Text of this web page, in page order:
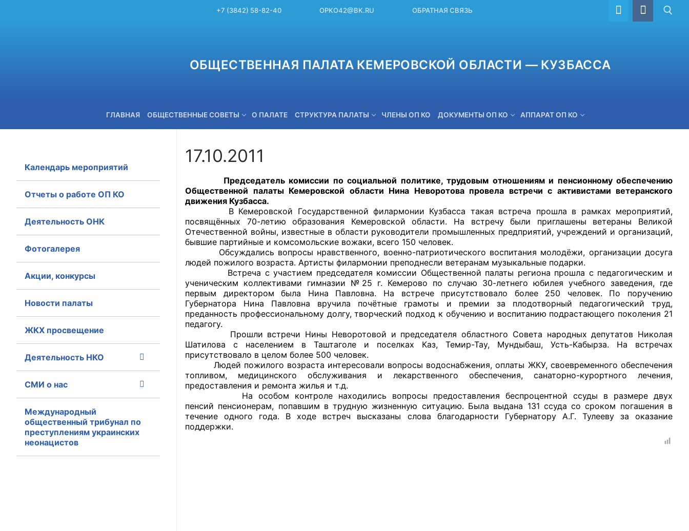
+7 (3842) 58-82-40 OPKO42@BK.RU ОБРАТНАЯ СВЯЗЬ
ОБЩЕСТВЕННАЯ ПАЛАТА КЕМЕРОВСКОЙ ОБЛАСТИ — КУЗБАССА
ГЛАВНАЯ ОБЩЕСТВЕННЫЕ СОВЕТЫ О ПАЛАТЕ СТРУКТУРА ПАЛАТЫ ЧЛЕНЫ ОП КО ДОКУМЕНТЫ ОП КО АППАРАТ ОП КО
+7 (3842) 58-82-40 OPKO42@BK.RU ОБРАТНАЯ СВЯЗЬ
Общественные советы
Общественные советы при территориальных органах федеральных органов
исполнительной власти
Общественные советы по проведению независимой оценки качества условий
оказания услуг
Структура Палаты
Комиссии
Экспертный совет ОП КО
17.10.2011
Председатель комиссии по социальной политике, трудовым отношениям и пенсионному обеспечению
Общественной палаты Кемеровской области Нина Неворотова провела встречи с активистами ветеранского
движения Кузбасса.
В Кемеровской Государственной филармонии Кузбасса такая встреча прошла в рамках мероприятий,
посвящённых 70-летию образования Кемеровской области. На встречу были приглашены ветераны Великой
Отечественной войны, известные в области руководители промышленных предприятий, учреждений и организаций,
бывшие партийные и комсомольские вожаки, всего 150 человек.
Обсуждались вопросы нравственного, военно-патриотического воспитания молодёжи, организации досуга
людей пожилого возраста. Артисты филармонии преподнесли ветеранам музыкальные подарки.
Встреча с участием председателя комиссии Общественной палаты региона прошла с педагогическим и
ученическим коллективами гимназии №25 г. Кемерово по случаю 30-летнего юбилея учебного заведения, где
первым директором была Нина Павловна. На встрече присутствовало более 250 человек. По поручению
Губернатора Нина Павловна вручила почётные грамоты и премии за плодотворный педагогический труд,
преданность профессиональному долгу, творческий подход к обучению и воспитанию подрастающего поколения 21
педагогу.
Прошли встречи Нины Неворотовой и председателя областного Совета народных депутатов Николая
Шатилова с населением в Таштаголе и поселках Каз, Темир-Тау, Мундыбаш, Усть-Кабырза. На встречах
присутствовало в целом более 500 человек.
Людей пожилого возраста интересовали вопросы водоснабжения, оплаты ЖКУ, своевременного обеспечения
топливом, медицинского обслуживания и лекарственного обеспечения, санаторно-курортного лечения,
предоставления и ремонта жилья и т.д.
На особом контроле находились вопросы предоставления беспроцентной ссуды в размере двух
пенсий пенсионерам, попавшим в трудную жизненную ситуацию. Была выдана 131 ссуда со сроком погашения в
течение одного года. В ходе встреч высказаны слова благодарности Губернатору А.Г. Тулееву за оказание
поддержки.
Календарь мероприятий
Отчеты о работе ОП КО
Деятельность ОНК
Фотогалерея
Акции, конкурсы
Новости палаты
ЖКХ просвещение
Деятельность НКО
СМИ о нас
Международный
общественный трибунал по
преступлениям украинских
неонацистов